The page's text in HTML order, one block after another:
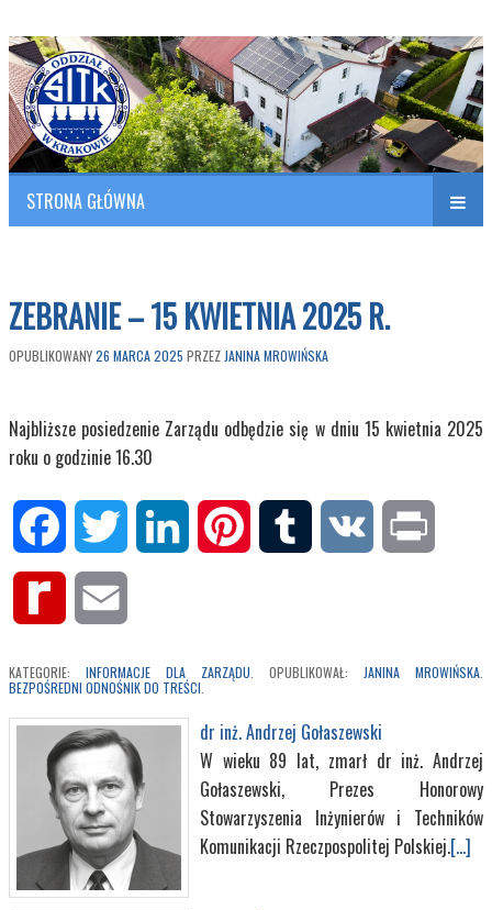
SITK RP Oddział w KRAKOWIE
Polish Association of Engineers & Technicians of Transportation
STRONA GŁÓWNA
ZEBRANIE – 15 KWIETNIA 2025 R.
OPUBLIKOWANY26 MARCA 2025 PRZEZJANINA MROWIŃSKA
Najbliższe posiedzenie Zarządu odbędzie się w dniu 15 kwietnia 2025
roku o godzinie 16.30
Facebook Twitter LinkedIn Pinterest Tumblr VK
Rediff
KATEGORIE: INFORMACJE DLA ZARZĄDU. OPUBLIKOWAŁ: JANINA MROWIŃSKA.
BEZPOŚREDNI ODNOŚNIK DO TREŚCI.
dr inż. Andrzej Gołaszewski
W wieku 89 lat, zmarł dr inż. Andrzej
Gołaszewski, Prezes Honorowy
Stowarzyszenia Inżynierów i Techników
Komunikacji Rzeczpospolitej Polskiej.[...]